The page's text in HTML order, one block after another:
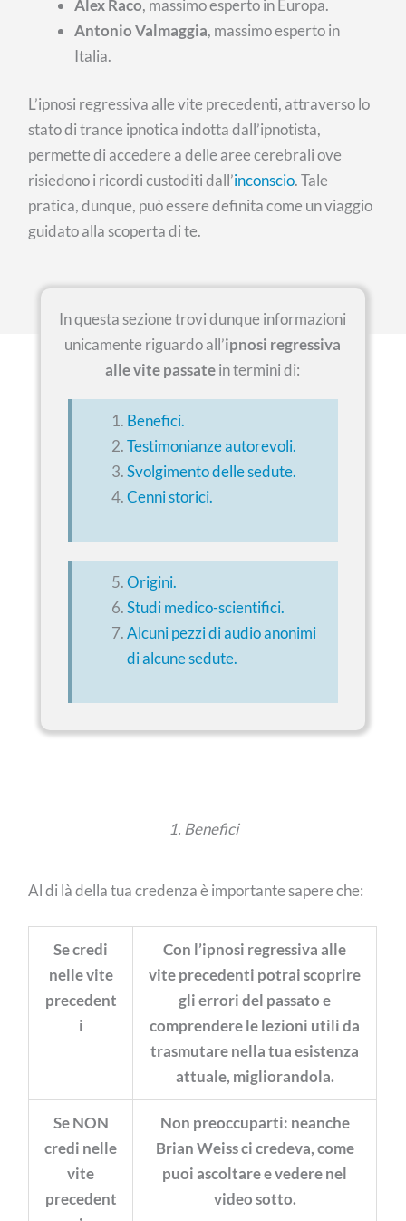
Alex Raco, massimo esperto in Europa.
Antonio Valmaggia, massimo esperto in
Italia.
L’ipnosi regressiva alle vite precedenti, attraverso lo
stato di trance ipnotica indotta dall’ipnotista,
permette di accedere a delle aree cerebrali ove
risiedono i ricordi custoditi dall’inconscio. Tale
pratica, dunque, può essere definita come un viaggio
guidato alla scoperta di te.
In questa sezione trovi dunque informazioni
unicamente riguardo all’ipnosi regressiva
alle vite passatein termini di:
Benefici.
Testimonianze autorevoli.
Svolgimento delle sedute.
Cenni storici.
Origini.
Studi medico-scientifici.
Alcuni pezzi di audio anonimi
di alcune sedute.
1. Benefici
Al di là della tua credenza è importante sapere che:
Se credi
nelle vite
precedent
i
Con l’ipnosi regressiva alle
vite precedenti potrai scoprire
gli errori del passato e
comprendere le lezioni utili da
trasmutare nella tua esistenza
attuale, migliorandola.
Se NON
credi nelle
vite
precedent
Non preoccuparti: neanche
Brian Weiss ci credeva, come
puoi ascoltare e vedere nel
video sotto.